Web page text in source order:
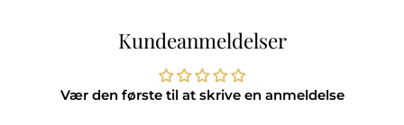
Kundeanmeldelser
Vær den første til at skrive en anmeldelse